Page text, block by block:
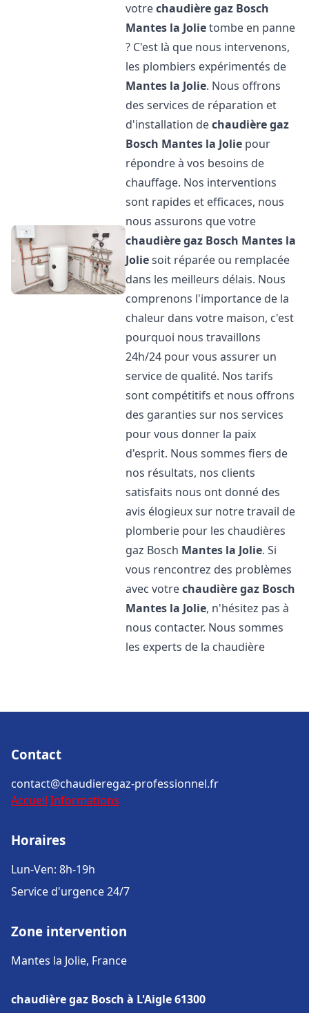
votrechaudière gaz Bosch
Mantes la Jolietombe en panne
? C'est là que nous intervenons,
les plombiers expérimentés de
Mantes la Jolie. Nous offrons
des services de réparation et
d'installation dechaudière gaz
Bosch Mantes la Jolie pour
répondre à vos besoins de
chauffage. Nos interventions
sont rapides et efficaces, nous
nous assurons que votre
chaudière gaz Bosch Mantes la
Joliesoit réparée ou remplacée
dans les meilleurs délais. Nous
comprenons l'importance de la
chaleur dans votre maison, c'est
pourquoi nous travaillons
24h/24 pour vous assurer un
service de qualité. Nos tarifs
sont compétitifs et nous offrons
des garanties sur nos services
pour vous donner la paix
d'esprit. Nous sommes fiers de
nos résultats, nos clients
satisfaits nous ont donné des
avis élogieux sur notre travail de
plomberie pour les chaudières
gaz Bosch Mantes la Jolie. Si
vous rencontrez des problèmes
avec votrechaudière gaz Bosch
Mantes la Jolie, n'hésitez pas à
nous contacter. Nous sommes
les experts de la chaudière
Contact
contact@chaudieregaz-professionnel.fr
Accueil Informations
Horaires
Lun-Ven: 8h-19h
Service d'urgence 24/7
Zone intervention
Mantes la Jolie, France
chaudière gaz Bosch à L'Aigle 61300